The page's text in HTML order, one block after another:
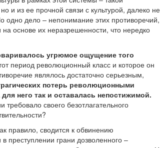
и из ее прочной связи с культурой, далеко не
одно дело– непонимание этих противоречий,
основе их неразрешенности, что нередко
угрюмое ощущение того
период революционный класс и которое он
являлось достаточно серьезным,
потерь революционными
него так и оставалась непостижимой.
своего безотлагательного
правило, сводится к обвинению
преступлении грани дозволенного –